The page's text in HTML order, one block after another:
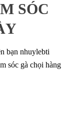
SÓC
bạn nhuylebti
sóc gà chọi hàng